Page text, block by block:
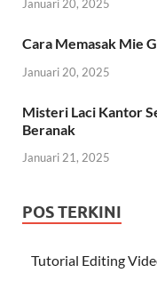
Januari 20, 2025
Cara Memasak Mie
Januari 20, 2025
Misteri Laci Kantor
Beranak
Januari 21, 2025
POS TERKINI
Tutorial Editing